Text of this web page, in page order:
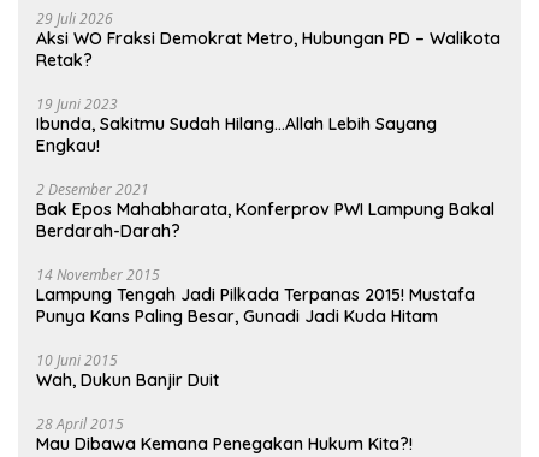
29 Juli 2026
Aksi WO Fraksi Demokrat Metro, Hubungan PD – Walikota
Retak?
19 Juni 2023
Ibunda, Sakitmu Sudah Hilang…Allah Lebih Sayang
Engkau!
2 Desember 2021
Bak Epos Mahabharata, Konferprov PWI Lampung Bakal
Berdarah-Darah?
14 November 2015
Lampung Tengah Jadi Pilkada Terpanas 2015! Mustafa
Punya Kans Paling Besar, Gunadi Jadi Kuda Hitam
10 Juni 2015
Wah, Dukun Banjir Duit
28 April 2015
Mau Dibawa Kemana Penegakan Hukum Kita?!